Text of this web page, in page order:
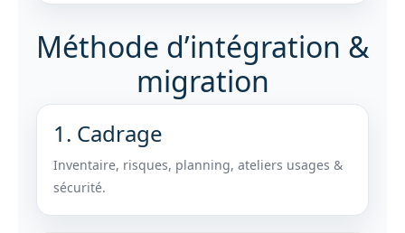
Méthode d’intégration &
migration
1. Cadrage
Inventaire, risques, planning, ateliers usages &
sécurité.